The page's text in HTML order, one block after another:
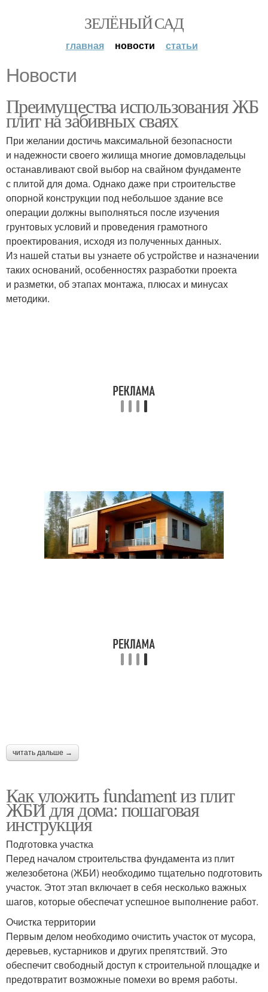
ЗЕЛЁНЫЙ САД
главная новости статьи
Новости
Преимущества использования ЖБ
плит на забивных сваях
При желании достичь максимальной безопасности
и надежности своего жилища многие домовладельцы
останавливают свой выбор на свайном фундаменте
с плитой для дома. Однако даже при строительстве
опорной конструкции под небольшое здание все
операции должны выполняться после изучения
грунтовых условий и проведения грамотного
проектирования, исходя из полученных данных.
Из нашей статьи вы узнаете об устройстве и назначении
таких оснований, особенностях разработки проекта
и разметки, об этапах монтажа, плюсах и минусах
методики.
читать дальше →
Как уложить fundament из плит
ЖБИ для дома: пошаговая
инструкция
Подготовка участка
Перед началом строительства фундамента из плит
железобетона (ЖБИ) необходимо тщательно подготовить
участок. Этот этап включает в себя несколько важных
шагов, которые обеспечат успешное выполнение работ.
Очистка территории
Первым делом необходимо очистить участок от мусора,
деревьев, кустарников и других препятствий. Это
обеспечит свободный доступ к строительной площадке и
предотвратит возможные помехи во время работы.